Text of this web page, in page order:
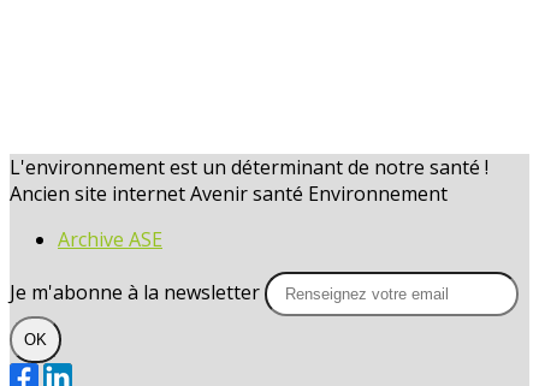
L'environnement est un déterminant de notre santé !
Ancien site internet Avenir santé Environnement
Archive ASE
Je m'abonne à la newsletter
OK